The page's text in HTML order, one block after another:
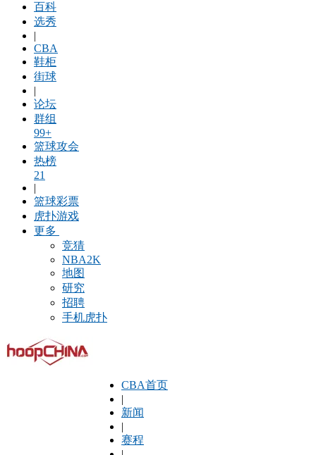
百科
选秀
|
CBA
鞋柜
街球
|
论坛
群组
99+
篮球攻会
热榜
21
|
篮球彩票
虎扑游戏
更多
竞猜
NBA2K
地图
研究
招聘
手机虎扑
CBA首页
|
新闻
|
赛程